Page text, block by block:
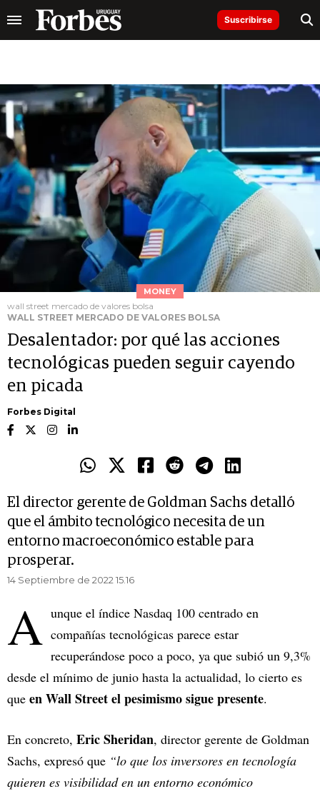
Suscribirse
MONEY
wall street mercado de valores bolsa
WALL STREET MERCADO DE VALORES BOLSA
Desalentador: por qué las acciones
tecnológicas pueden seguir cayendo
en picada
Forbes Digital
El director gerente de Goldman Sachs detalló
que el ámbito tecnológico necesita de un
entorno macroeconómico estable para
prosperar.
14 Septiembre de 2022 15.16
A unque el índice Nasdaq 100 centrado en
compañías tecnológicas parece estar
recuperándose poco a poco, ya que subió un 9,3%
desde el mínimo de junio hasta la actualidad, lo cierto es
que en Wall Street el pesimismo sigue presente.
En concreto, Eric Sheridan, director gerente de Goldman
Sachs, expresó que “lo que los inversores en tecnología
quieren es visibilidad en un entorno económico